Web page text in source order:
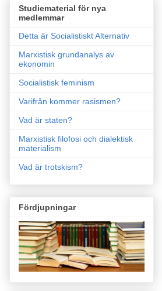
Studiematerial för nya
medlemmar
Detta är Socialistiskt Alternativ
Marxistisk grundanalys av
ekonomin
Socialistisk feminism
Varifrån kommer rasismen?
Vad är staten?
Marxistisk filofosi och dialektisk
materialism
Vad är trotskism?
Fördjupningar